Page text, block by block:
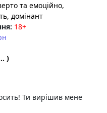
та емоційно,
, домінант
18+
)
Ти вирішив мене